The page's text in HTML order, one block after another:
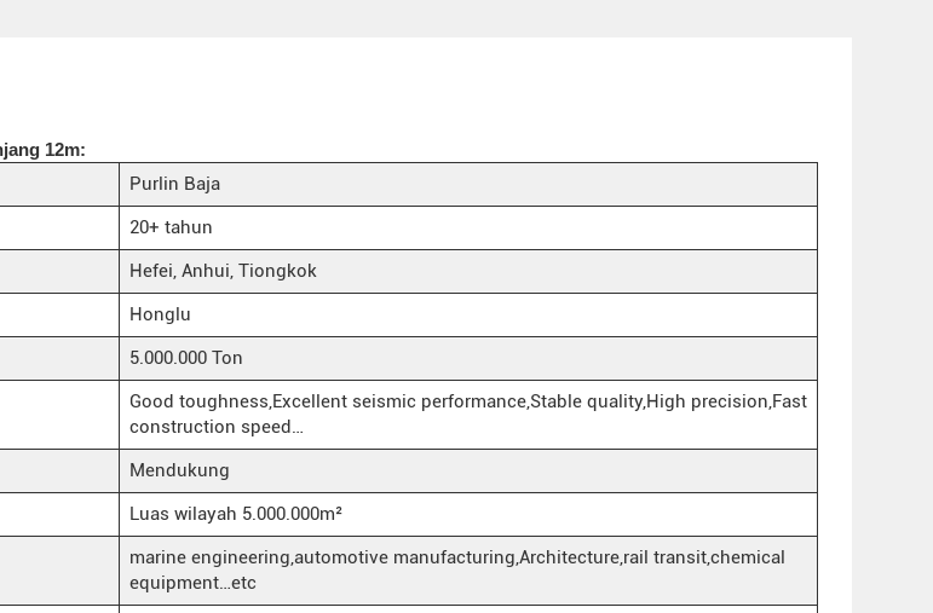
12m:
Purlin Baja
20+ tahun
Hefei, Anhui, Tiongkok
Honglu
5.000.000 Ton
Good toughness,Excellent seismic performance,Stable quality,High precision,Fast
construction speed…
Mendukung
Luas wilayah 5.000.000m²
marine engineering,automotive manufacturing,Architecture,rail transit,chemical
equipment…etc